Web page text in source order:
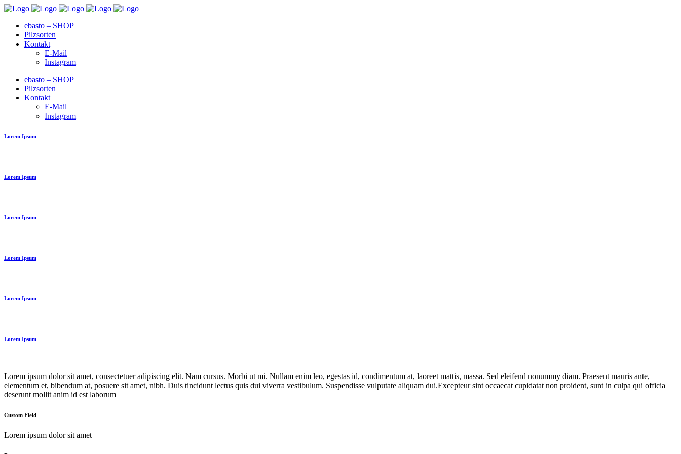
ebasto – SHOP
Pilzsorten
Kontakt
E-Mail
Instagram
ebasto – SHOP
Pilzsorten
Kontakt
E-Mail
Instagram
Lorem Ipsum
Lorem Ipsum
Lorem Ipsum
Lorem Ipsum
Lorem Ipsum
Lorem Ipsum
Lorem ipsum dolor sit amet, consectetuer adipiscing elit. Nam cursus. Morbi ut mi. Nullam enim leo, egestas id, condimentum at, laoreet mattis, massa. Sed eleifend nonummy diam. Praesent mauris ante,
elementum et, bibendum at, posuere sit amet, nibh. Duis tincidunt lectus quis dui viverra vestibulum. Suspendisse vulputate aliquam dui.Excepteur sint occaecat cupidatat non proident, sunt in culpa qui officia
deserunt mollit anim id est laborum
Custom Field
Lorem ipsum dolor sit amet